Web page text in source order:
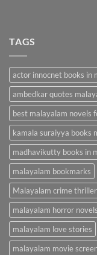
TAGS
actor innocnet books in
ambedkar quotes
best malayalam novels
kamala suraiyya books
madhavikutty books in
malayalam bookmarks
Malayalam crime
malayalam horror novels
malayalam love stories
malayalam movie